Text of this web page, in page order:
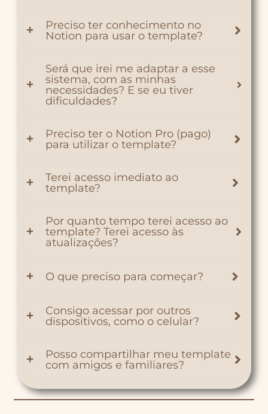
Preciso ter conhecimento no
Notion para usar o template?
Será que irei me adaptar a esse
sistema, com as minhas
necessidades? E se eu tiver
dificuldades?
Preciso ter o Notion Pro (pago)
para utilizar o template?
Terei acesso imediato ao
template?
Por quanto tempo terei acesso ao
template? Terei acesso às
atualizações?
O que preciso para começar?
Consigo acessar por outros
dispositivos, como o celular?
Posso compartilhar meu template
com amigos e familiares?